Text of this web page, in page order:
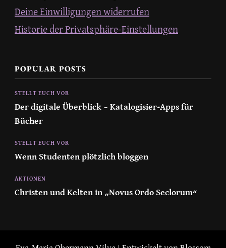
Deine Einwilligungen widerrufen
Historie der Privatsphäre-Einstellungen
POPULAR POSTS
STELLT EUCH VOR
Der digitale Überblick – Katalogisier-Apps für
Bücher
STELLT EUCH VOR
Wenn Studenten plötzlich bloggen
AKTIONEN
Christen und Kelten in „Novus Ordo Seclorum“